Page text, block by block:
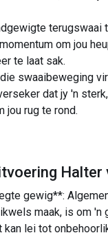
terugswaai
om jou
te laat sak.
swaaibeweging
dat jy 'n
jou rug te rond.
Halter
gewig**:
maak, is om 'n
kan lei tot